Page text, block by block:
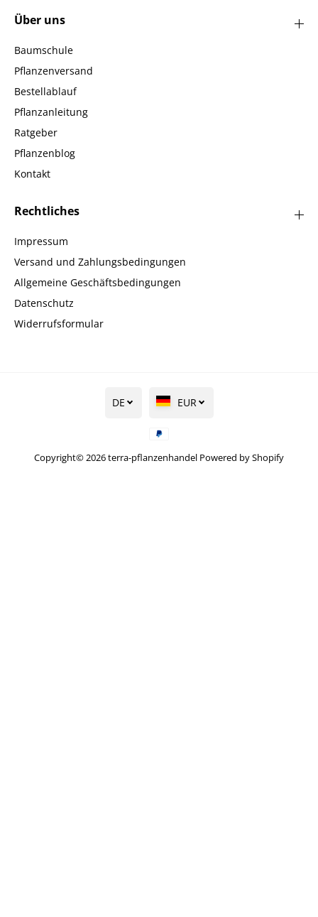
Über uns
Baumschule
Pflanzenversand
Bestellablauf
Pflanzanleitung
Ratgeber
Pflanzenblog
Kontakt
Rechtliches
Impressum
Versand und Zahlungsbedingungen
Allgemeine Geschäftsbedingungen
Datenschutz
Widerrufsformular
Copyright© 2026terra-pflanzenhandel Powered by Shopify
DE EUR